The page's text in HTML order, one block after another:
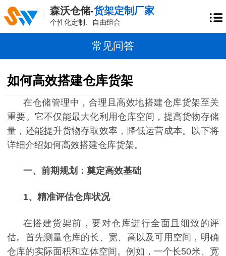
森沃仓储-货架定制厂家
个性化定制、自由组合
常见问答
如何高效搭建仓库货架
在仓储管理中，合理且高效地搭建仓库货架至关
重要。它不仅能最大化利用仓库空间，提高货物存储
量，还能提升货物存取效率，降低运营成本。以下将
详细介绍如何高效搭建仓库货架。
一、前期规划：奠定高效基础
1、精准评估仓库状况
在搭建货架前，要对仓库进行全面且细致的评
估。首先测量仓库的长、宽、高以及可用空间，明确
仓库的实际面积和立体空间。例如，一个长50米、宽